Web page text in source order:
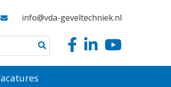
info@vda-geveltechniek.nl